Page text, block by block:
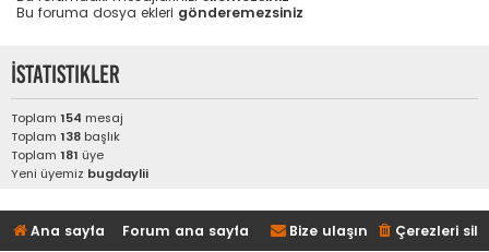
Bu foruma dosya ekleri gönderemezsiniz
İstatistikler
Toplam 154 mesaj
Toplam 138 başlık
Toplam 181 üye
Yeni üyemiz bugdaylii
Ana sayfa Forum ana sayfa Çerezleri sil
Bize ulaşın